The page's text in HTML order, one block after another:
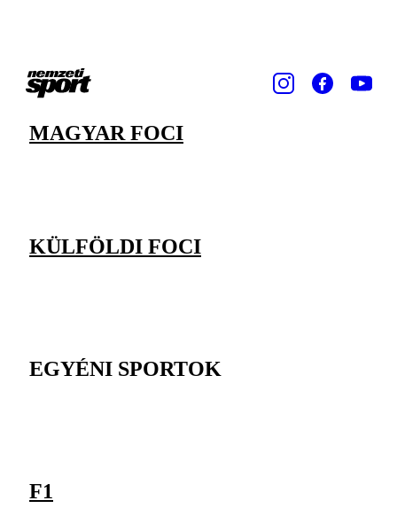
MAGYAR FOCI
KÜLFÖLDI FOCI
EGYÉNI SPORTOK
F1